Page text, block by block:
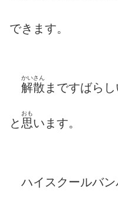
できます。
解散
かいさん
まですばらし
と 思
おも
います。
ハイスクールバン